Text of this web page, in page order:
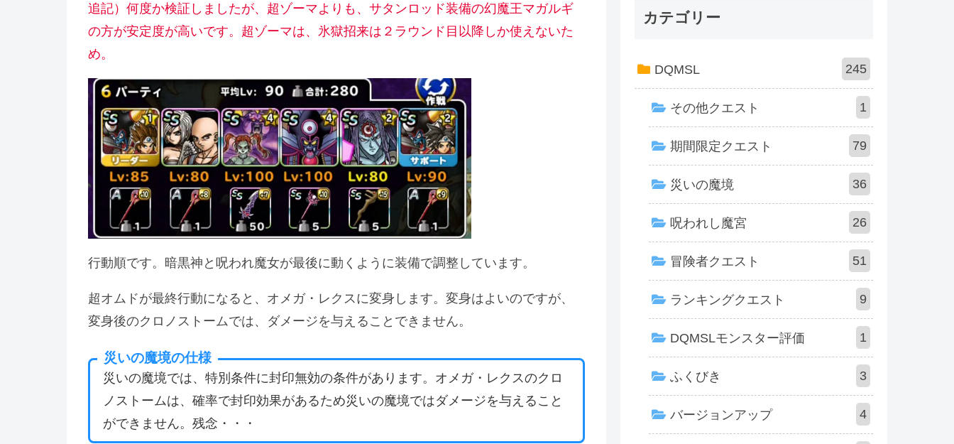
追記）何度か検証しましたが、超ゾーマよりも、サタンロッド装備の幻魔王マガルギ
の方が安定度が高いです。超ゾーマは、氷獄招来は２ラウンド目以降しか使えないた
め。
行動順です。暗黒神と呪われ魔女が最後に動くように装備で調整しています。
超オムドが最終行動になると、オメガ・レクスに変身します。変身はよいのですが、
変身後のクロノストームでは、ダメージを与えることできません。
災いの魔境の仕様
災いの魔境では、特別条件に封印無効の条件があります。オメガ・レクスのクロ
ノストームは、確率で封印効果があるため災いの魔境ではダメージを与えること
ができません。残念・・・
カテゴリー
DQMSL 245
その他クエスト 1
期間限定クエスト 79
災いの魔境 36
呪われし魔宮 26
冒険者クエスト 51
ランキングクエスト 9
DQMSLモンスター評価 1
ふくびき 3
バージョンアップ 4